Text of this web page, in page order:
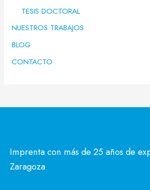
TESIS DOCTORAL
NUESTROS TRABAJOS
BLOG
CONTACTO
Imprenta con más de 25 años de
Zaragoza